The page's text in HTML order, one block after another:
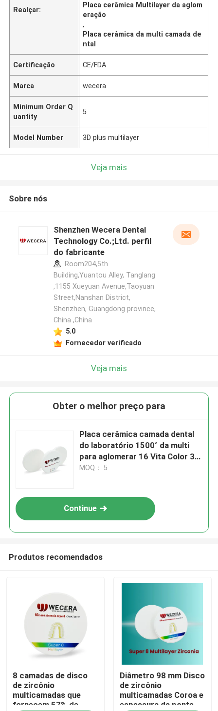
Para casa
Produtos
Vídeos
Realçar:
Placa cerâmica Multilayer da aglom
eração
,
Placa cerâmica da multi camada de
ntal
Certificação CE/FDA
Marca wecera
Minimum Order Q
uantity
5
Model Number 3D plus multilayer
Veja mais
Sobre nós
Shenzhen Wecera Dental
Technology Co.;Ltd. perfil
do fabricante
Room204,5th
Building,Yuantou Alley, Tanglang
,1155 Xueyuan Avenue,Taoyuan
Street,Nanshan District,
Shenzhen, Guangdong province,
China ,China
5.0
Fornecedor verificado
Veja mais
Obter o melhor preço para
Placa cerâmica camada dental
do laboratório 1500° da multi
para aglomerar 16 Vita Color 3
cores do descorante
MOQ： 5
Continue
Produtos recomendados
8 camadas de disco
de zircônio
multicamadas que
fornecem 57% de
Diâmetro 98 mm Disco
de zircônio
multicamadas Coroa e
espessura da ponte